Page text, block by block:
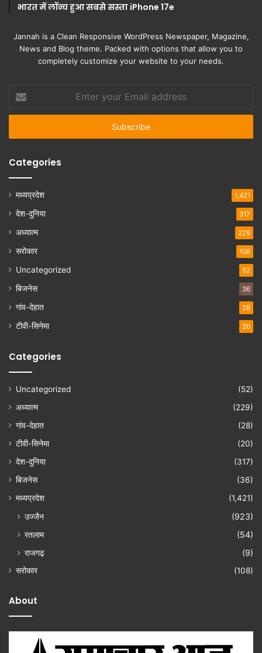
भारत में लॉन्च हुआ सबसे सस्ता iPhone 17e
Jannah is a Clean Responsive WordPress Newspaper, Magazine,
News and Blog theme. Packed with options that allow you to
completely customize your website to your needs.
your
Email
Categories
मध्यप्रदेश 1,421
देश-दुनिया 317
अध्यात्म 229
सरोकार 108
Uncategorized 52
बिजनेस 36
गांव-देहात 28
टीवी-सिनेमा 20
Categories
Uncategorized
(52)
अध्यात्म
(229)
गांव-देहात
(28)
टीवी-सिनेमा
(20)
देश-दुनिया
(317)
बिजनेस
(36)
मध्यप्रदेश
(1,421)
उज्जैन
(923)
रतलाम
(54)
राजगढ़
(9)
सरोकार (108)
About